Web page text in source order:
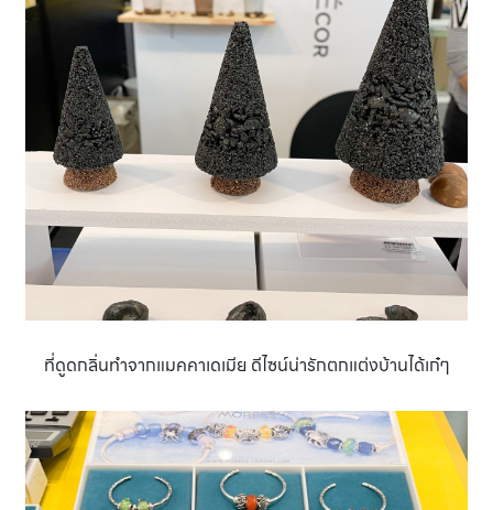
ที่ดูดกลิ่นทำจากแมคคาเดเมีย ดีไซน์น่ารักตกแต่งบ้านได้เก๋ๆ